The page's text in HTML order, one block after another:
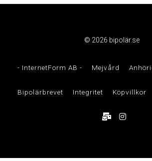
© 2026 bipolär.se
- InternetForm AB - Mejvård
Bipolärbrevet Integritet Köpvillkor